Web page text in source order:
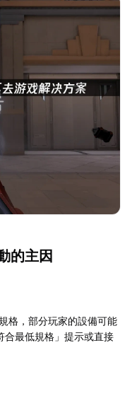
的主因
格，部分玩家的設備可能
合最低規格」提示或直接